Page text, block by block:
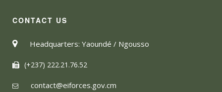
CONTACT US
Headquarters: Yaoundé / Ngousso
(+237) 222.21.76.52
contact@eiforces.gov.cm